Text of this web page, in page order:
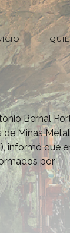
Bernal
de Minas
informó que
por